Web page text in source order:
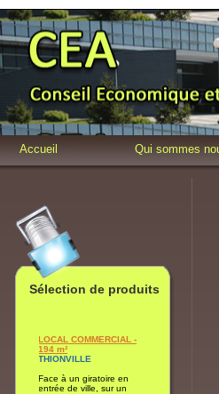
Accueil Qui sommes
Sélection de produits